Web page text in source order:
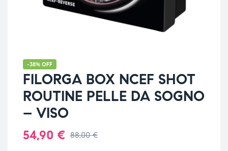
-38% OFF
FILORGA BOX NCEF SHOT
ROUTINE PELLE DA SOGNO
– VISO
88,00€
54,90 €